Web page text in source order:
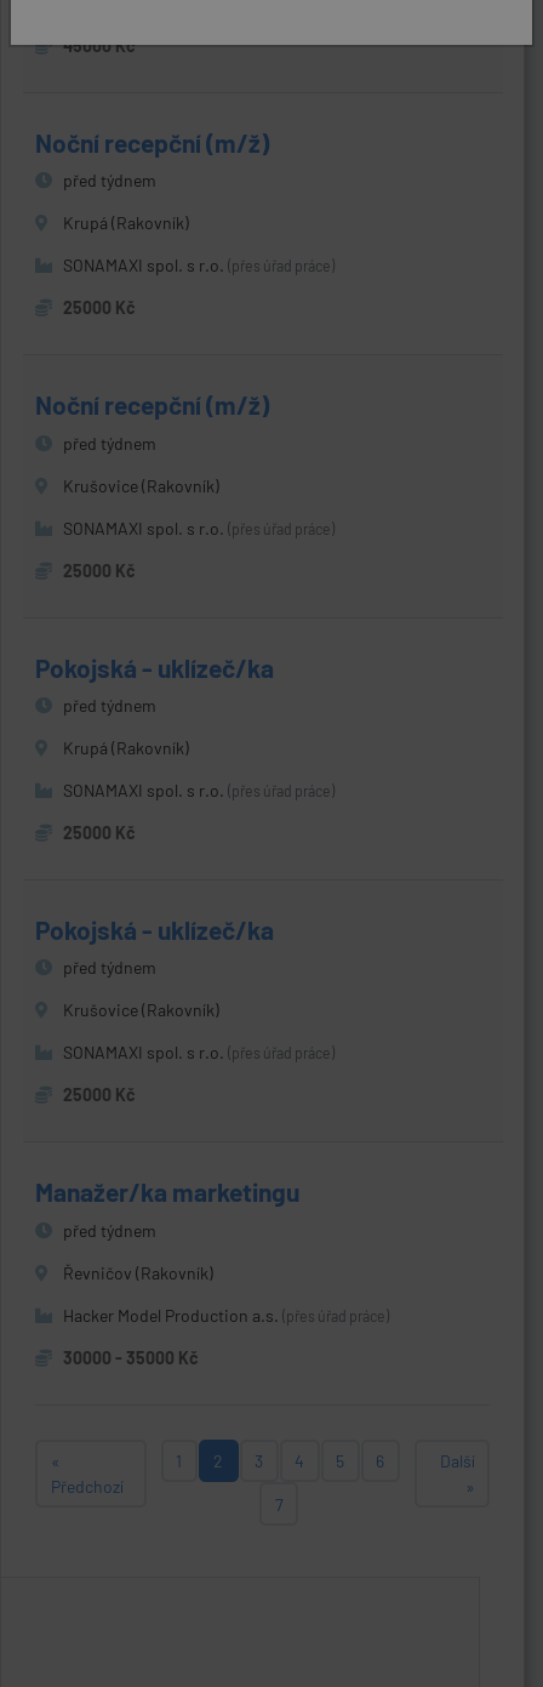
45000 Kč
Noční recepční (m/ž)
před týdnem
Krupá (Rakovník)
SONAMAXI spol. s r.o. (přes úřad práce)
25000 Kč
Noční recepční (m/ž)
před týdnem
Krušovice (Rakovník)
SONAMAXI spol. s r.o. (přes úřad práce)
25000 Kč
Pokojská - uklízeč/ka
před týdnem
Krupá (Rakovník)
SONAMAXI spol. s r.o. (přes úřad práce)
25000 Kč
Pokojská - uklízeč/ka
před týdnem
Krušovice (Rakovník)
SONAMAXI spol. s r.o. (přes úřad práce)
25000 Kč
Manažer/ka marketingu
před týdnem
Řevničov (Rakovník)
Hacker Model Production a.s. (přes úřad práce)
30000 - 35000 Kč
«
Předchozí
1 2 3 4 5 6
7
Další
»